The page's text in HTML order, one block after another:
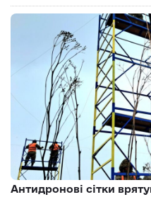
Антидронові сітки